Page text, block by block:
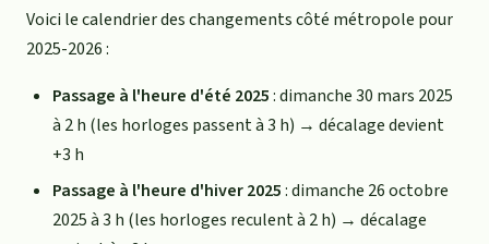
Voici le calendrier des changements côté métropole pour
2025-2026 :
Passage à l'heure d'été 2025: dimanche 30 mars 2025
à 2 h (les horloges passent à 3 h) → décalage devient
+3 h
Passage à l'heure d'hiver 2025: dimanche 26 octobre
2025 à 3 h (les horloges reculent à 2 h) → décalage